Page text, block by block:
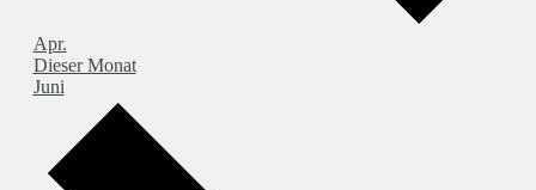
Apr.
Dieser Monat
Juni